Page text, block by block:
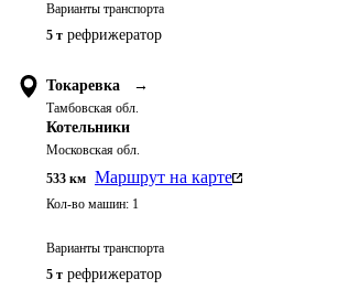
Варианты транспорта
5 т рефрижератор
Токаревка →
Тамбовская обл.
Котельники
Московская обл.
533 км Маршрут на карте
Кол-во машин: 1
Варианты транспорта
5 т рефрижератор